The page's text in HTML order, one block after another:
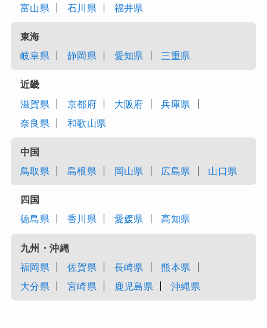
富山県
石川県 福井県
東海
岐阜県
静岡県 愛知県 三重県
近畿
滋賀県
京都府 大阪府
兵庫県
奈良県
和歌山県
中国
鳥取県
島根県 岡山県 広島県 山口県
四国
徳島県
香川県 愛媛県 高知県
九州・沖縄
福岡県
佐賀県 長崎県
熊本県
大分県
宮崎県 鹿児島県 沖縄県